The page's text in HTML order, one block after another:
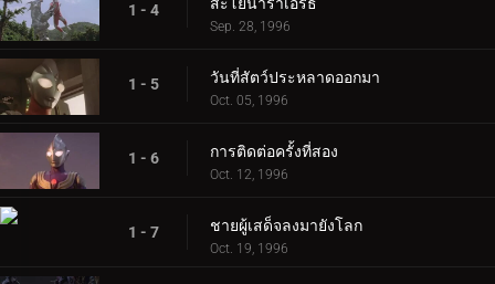
1 - 4
Sep. 28, 1996
1 - 5 วันที่สัตว์ประหลาดออกมา
Oct. 05, 1996
1 - 6 การติดต่อครั้งที่สอง
Oct. 12, 1996
1 - 7 ชายผู้เสด็จลงมายังโลก
Oct. 19, 1996